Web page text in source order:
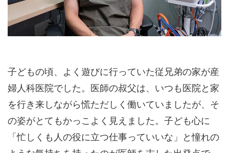
子どもの頃、よく遊びに行っていた従兄弟の家が産
婦人科医院でした。医師の叔父は、いつも医院と家
を行き来しながら慌ただしく働いていましたが、そ
の姿がとてもかっこよく見えました。子ども心に
「忙しくも人の役に立つ仕事っていいな」と憧れの